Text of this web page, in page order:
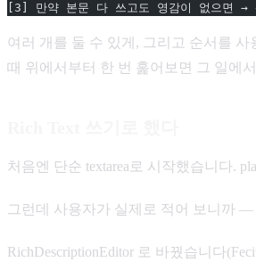
[3] 만약 본문 다 쓰고도 영감이 없으면 →
여러 개를 둘 수 있게, 그리고 순서를
때 위에서부터 한 번 훑어보면 그 일에
처음엔 단순 textarea로 시작했습니다.
그런데 사용자가 실제로 적어 보니까
RichDescriptionEditor 로 바꿨습니다